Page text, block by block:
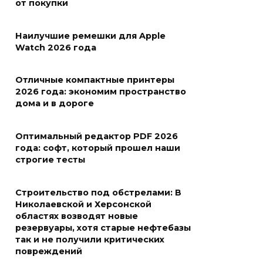
от покупки
Наилучшие ремешки для Apple
Watch 2026 года
Отличные компактные принтеры
2026 года: экономим пространство
дома и в дороге
Оптимальный редактор PDF 2026
года: софт, который прошел наши
строгие тесты
Строительство под обстрелами: В
Николаевской и Херсонской
областях возводят новые
резервуары, хотя старые нефтебазы
так и не получили критических
повреждений